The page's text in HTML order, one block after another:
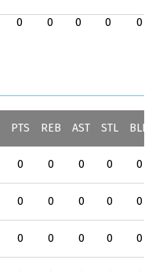
0 0 0 0 0
PTS REB AST STL BLK
0 0 0 0 0
0 0 0 0 0
0 0 0 0 0